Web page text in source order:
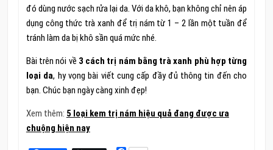
đó dùng nước sạch rửa lại da. Với da khô, bạn không chỉ nên áp
dụng công thức trà xanh để trị nám từ 1 – 2 lần một tuần để
tránh làm da bị khô sần quá mức nhé.
Bài trên nói về 3 cách trị nám bằng trà xanh phù hợp từng
loại da, hy vọng bài viết cung cấp đầy đủ thông tin đến cho
bạn. Chúc bạn ngày càng xinh đẹp!
Xem thêm: 5 loại kem trị nám hiệu quả đang được ưa
chuộng hiện nay